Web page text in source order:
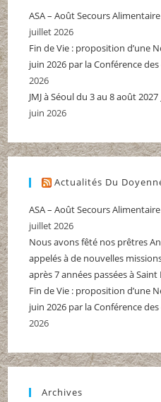
ASA – Août Secours
juillet 2026
Fin de Vie : proposition d’une
juin 2026 par la Conférence
2026
JMJ à Séoul du 3 au 8 août
juin 2026
Actualités Du
ASA – Août Secours
juillet 2026
Nous avons fêté nos prêtres
appelés à de nouvelles
après 7 années passées à Saint
Fin de Vie : proposition d’une
juin 2026 par la Conférence
2026
Archives